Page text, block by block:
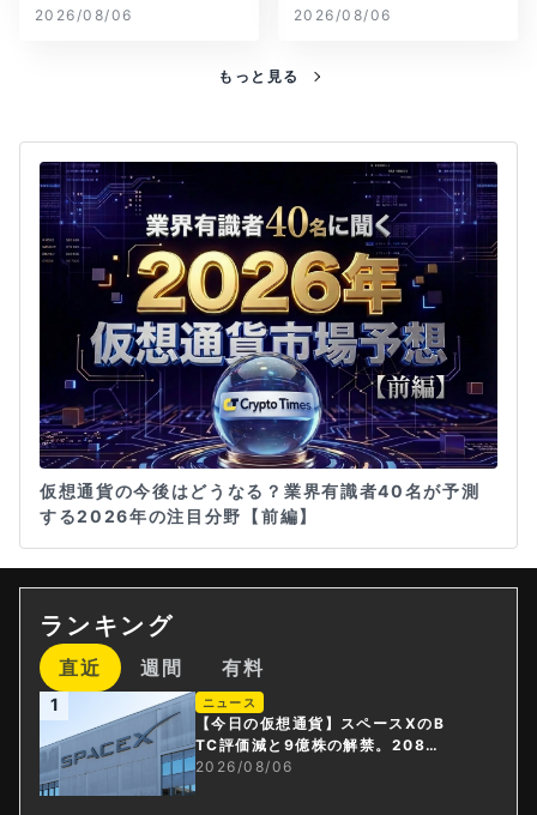
2026/08/06
念が再燃
2026/08/06
もっと見る
仮想通貨の今後はどうなる？業界有識者40名が予測
する2026年の注目分野【前編】
ランキング
直近 週間 有料
1 ニュース
【今日の仮想通貨】スペースXのB
TC評価減と9億株の解禁。208億
円相当のBTCが盗難
2026/08/06